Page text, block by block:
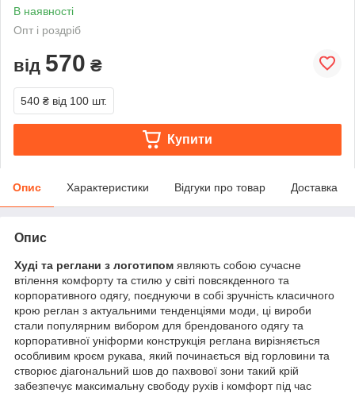
В наявності
Опт і роздріб
від 570 ₴
540 ₴ від 100 шт.
Купити
Опис Характеристики Відгуки про товар Доставка
Опис
Худі та реглани з логотипом являють собою сучасне
втілення комфорту та стилю у світі повсякденного та
корпоративного одягу, поєднуючи в собі зручність класичного
крою реглан з актуальними тенденціями моди, ці вироби
стали популярним вибором для брендованого одягу та
корпоративної уніформи конструкція реглана вирізняється
особливим кроєм рукава, який починається від горловини та
створює діагональний шов до пахвової зони такий крій
забезпечує максимальну свободу рухів і комфорт під час